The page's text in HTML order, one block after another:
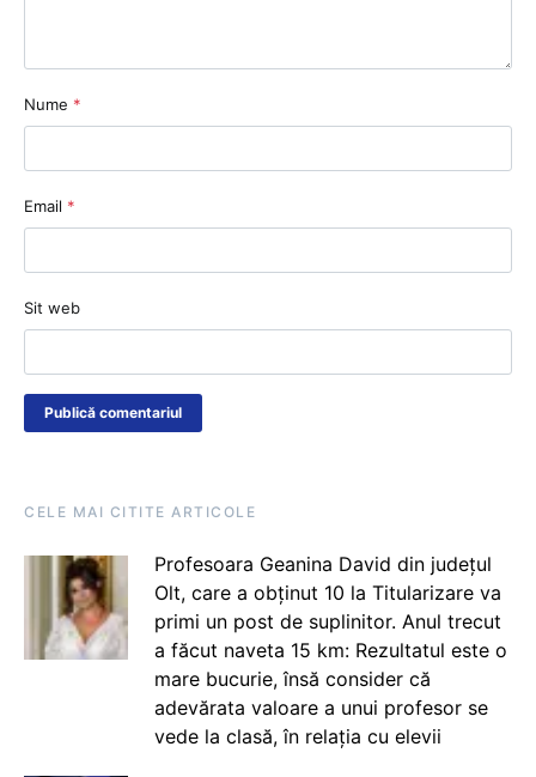
Nume *
Email *
Sit web
CELE MAI CITITE ARTICOLE
Profesoara Geanina David din județul
Olt, care a obținut 10 la Titularizare va
primi un post de suplinitor. Anul trecut
a făcut naveta 15 km: Rezultatul este o
mare bucurie, însă consider că
adevărata valoare a unui profesor se
vede la clasă, în relația cu elevii